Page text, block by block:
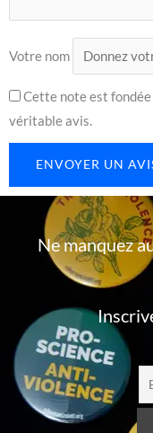
Votre nom
Cette note est
véritable avis.
ENVOYER UN
Ne manquez